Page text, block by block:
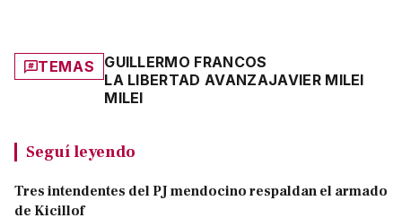
TEMAS
GUILLERMO FRANCOS
LA LIBERTAD AVANZAJAVIER MILEI
MILEI
Seguí leyendo
Tres intendentes del PJ mendocino respaldan el armado
de Kicillof